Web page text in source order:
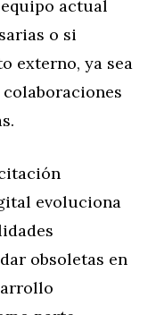
actual
o si
externo, ya sea
evoluciona
obsoletas en